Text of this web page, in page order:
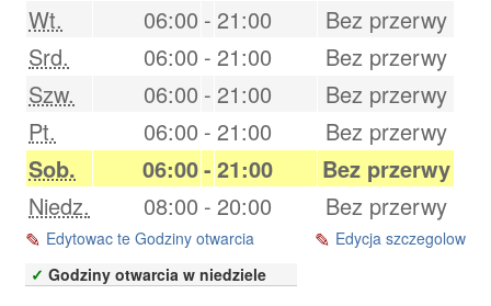
Wt.
06:00 - 21:00
Bez przerwy
Srd.
06:00 - 21:00
Bez przerwy
Szw.
06:00 - 21:00
Bez przerwy
Pt.
06:00 - 21:00
Bez przerwy
Sob.
06:00- 21:00
Bez przerwy
Niedz.
08:00 - 20:00 Bez przerwy
Edytowac te Godziny otwarcia
Edycja szczegolow
✓ Godziny otwarcia w niedziele